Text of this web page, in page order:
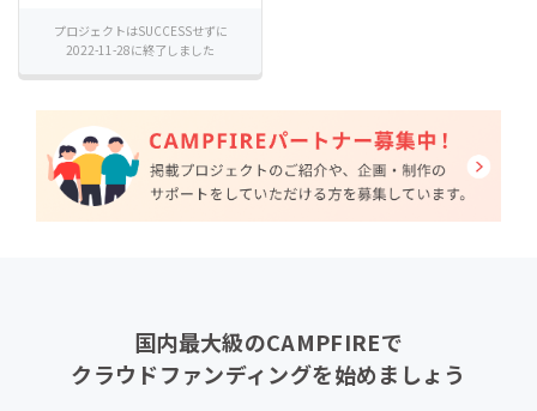
プロジェクトはSUCCESSせずに
2022-11-28に終了しました
国内最大級のCAMPFIREで
クラウドファンディングを始めましょう